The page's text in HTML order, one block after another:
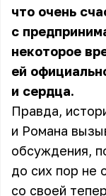
что очень
с
некоторое
ей
и сердца.
Правда,
и Романа
обсуждения,
до сих пор не
со своей